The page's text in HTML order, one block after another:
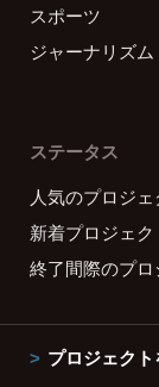
スポーツ
ジャーナリズム
ステータス
人気のプロジェ
新着プロジェク
終了間際のプロ
プロジェク